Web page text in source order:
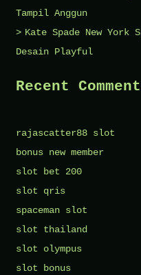
Tampil Anggun
Kate Spade New York
Desain Playful
Recent
rajascatter88 slot
bonus new member
slot bet 200
slot qris
spaceman slot
slot thailand
slot olympus
slot bonus